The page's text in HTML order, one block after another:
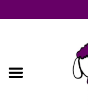
Afscheid op